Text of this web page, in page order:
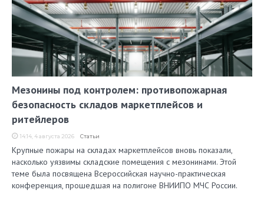
Мезонины под контролем: противопожарная
безопасность складов маркетплейсов и
ритейлеров
14:14, 4 августа 2026 Статьи
Крупные пожары на складах маркетплейсов вновь показали,
насколько уязвимы складские помещения с мезонинами. Этой
теме была посвящена Всероссийская научно-практическая
конференция, прошедшая на полигоне ВНИИПО МЧС России.